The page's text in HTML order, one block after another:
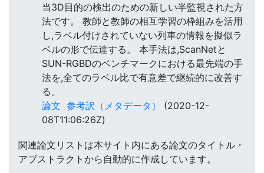
当3D目的の検出のための新しい半監視された方
法です。 教師と教師の相互学習の枠組みを活用
し,ラベル付けされていない列車の情報を擬似ラ
ベルの形で伝達する。 本手法は,ScanNetと
SUN-RGBDのベンチマークにおける最先端の手
法を,全てのラベル比で有意差で継続的に改善す
る。
論文 参考訳（メタデータ）
(2020-12-
08T11:06:26Z)
関連論文リストは本サイト内にある論文のタイトル・
アブストラクトから自動的に作成しています。